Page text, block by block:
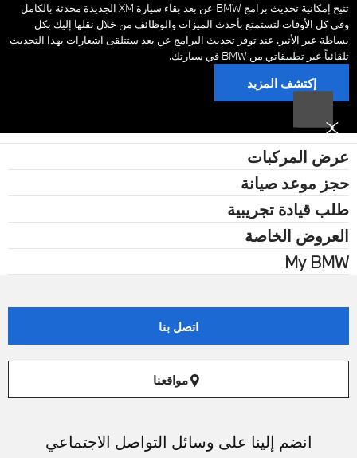
التالي
السابق
تتيح إمكانية تحديث برامج BMW عن بعد بقاء سيارة XM الجديدة محدثة بالكامل
وفي كل الأوقات لتستمتع بأحدث الميزات والوظائف من خلال نقلها إليك بكل
بساطة عبر الأثير. عند توفر تحديث البرامج عن بعد ستتلقى اشعارات بهذا التحديث
تلقائياً عبر تطبيقاتي من BMW في سيارتك.
إكتشف المزيد
عرض المركبات
حجز موعد صيانة
طلب قيادة تجريبية
العروض الخاصة
My BMW
اتصل بنا
مواقعنا
انضم إلينا على وسائل التواصل الاجتماعي